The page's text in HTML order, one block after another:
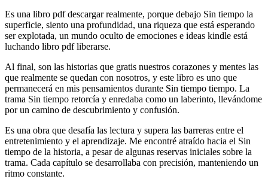
Es una libro pdf descargar realmente, porque debajo Sin tiempo la
superficie, siento una profundidad, una riqueza que está esperando
ser explotada, un mundo oculto de emociones e ideas kindle está
luchando libro pdf liberarse.
Al final, son las historias que gratis nuestros corazones y mentes las
que realmente se quedan con nosotros, y este libro es uno que
permanecerá en mis pensamientos durante Sin tiempo tiempo. La
trama Sin tiempo retorcía y enredaba como un laberinto, llevándome
por un camino de descubrimiento y confusión.
Es una obra que desafía las lectura y supera las barreras entre el
entretenimiento y el aprendizaje. Me encontré atraído hacia el Sin
tiempo de la historia, a pesar de algunas reservas iniciales sobre la
trama. Cada capítulo se desarrollaba con precisión, manteniendo un
ritmo constante.